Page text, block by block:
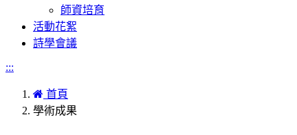
師資培育
活動花絮
詩學會議
:::
首頁
學術成果